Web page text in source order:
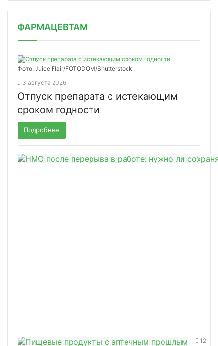
ФАРМАЦЕВТАМ
Фото: Juice Flair/FOTODOM/Shutterstoсk
3 августа 2026
Отпуск препарата с истекающим
сроком годности
Подробнее
12